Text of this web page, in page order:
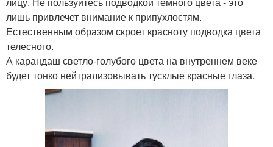
лишь привлечет внимание к припухлостям.
Естественным образом скроет красноту подводка цвета
телесного.
А карандаш светло-голубого цвета на внутреннем веке
будет тонко нейтрализовывать тусклые красные глаза.